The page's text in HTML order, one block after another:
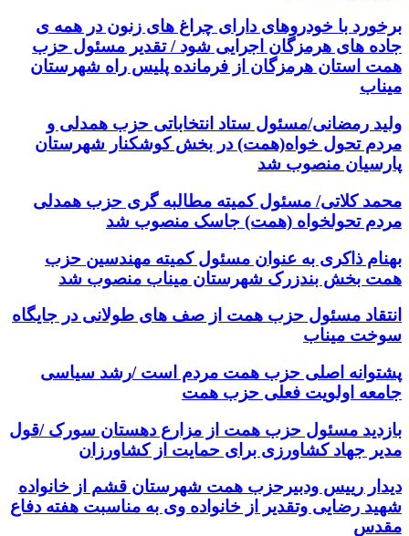
برخورد با خودروهای دارای چراغ های زنون در همه ی
جاده های هرمزگان اجرایی شود / تقدیر مسئول حزب
همت استان هرمزگان از فرمانده پلیس راه شهرستان
میناب
ولید رمضانی/مسئول ستاد انتخاباتی حزب همدلی و
مردم تحول خواه(همت) در بخش کوشکنار شهرستان
پارسیان منصوب شد
محمد کلاتی/ مسئول کمیته مطالبه گری حزب همدلی
مردم تحولخواه (همت) جاسک منصوب شد
بهنام ذاکری به عنوان مسئول کمیته مهندسین حزب
همت بخش بندزرک شهرستان میناب منصوب شد
انتقاد مسئول حزب همت از صف های طولانی در جایگاه
سوخت میناب
پشتوانه اصلی حزب همت مردم است /رشد سیاسی
جامعه اولویت فعلی حزب همت
بازدید مسئول حزب همت از مزارع دهستان سورک /قول
مدیر جهاد کشاورزی برای حمایت از کشاورزان
دیدار رییس ودبیرحزب همت شهرستان قشم از خانواده
شهید رضایی وتقدیر از خانواده وی به مناسبت هفته دفاع
مقدس